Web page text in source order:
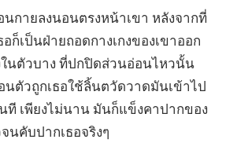
นกายลงนอนตรงหน้าเขา หลังจากที่
ก็เป็นฝ่ายถอดกางเกงของเขาออก
ในตัวบาง ที่ปกปิดส่วนอ่อนไหวนั้น
ตัวถูกเธอใช้ลิ้นตวัดวาดมันเข้าไป
เพียงไม่นาน มันก็แข็งคาปากของ
นคับปากเธอจริงๆ